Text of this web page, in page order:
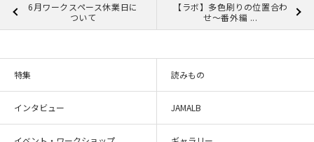
6月ワークスペース休業日に
ついて
【ラボ】多色刷りの位置合わ
せ～番外編 ...
特集 読みもの
インタビュー JAMALB